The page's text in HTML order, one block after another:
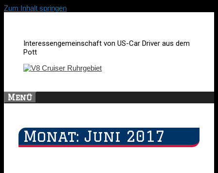
Zum Inhalt springen
Interessengemeinschaft von US-Car Driver aus dem
Pott
Menü
Monat: Juni 2017